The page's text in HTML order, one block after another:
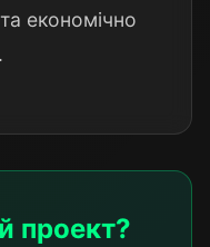
економічно
проект?